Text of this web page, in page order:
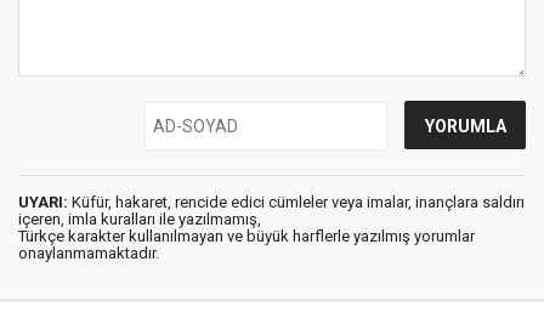
UYARI: Küfür, hakaret, rencide edici cümleler veya imalar, inançlara saldırı
içeren, imla kuralları ile yazılmamış,
Türkçe karakter kullanılmayan ve büyük harflerle yazılmış yorumlar
onaylanmamaktadır.